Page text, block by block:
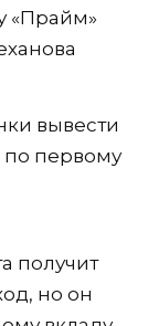
«Прайм»
вывести
по первому
получит
но он